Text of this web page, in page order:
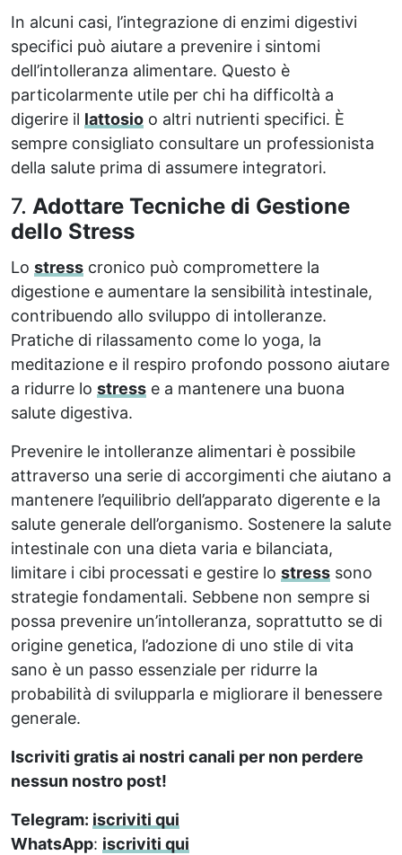
In alcuni casi, l’integrazione di enzimi digestivi
specifici può aiutare a prevenire i sintomi
dell’intolleranza alimentare. Questo è
particolarmente utile per chi ha difficoltà a
digerire il lattosio o altri nutrienti specifici. È
sempre consigliato consultare un professionista
della salute prima di assumere integratori.
7. Adottare Tecniche di Gestione
dello Stress
Lo stress cronico può compromettere la
digestione e aumentare la sensibilità intestinale,
contribuendo allo sviluppo di intolleranze.
Pratiche di rilassamento come lo yoga, la
meditazione e il respiro profondo possono aiutare
a ridurre lo stress e a mantenere una buona
salute digestiva.
Prevenire le intolleranze alimentari è possibile
attraverso una serie di accorgimenti che aiutano a
mantenere l’equilibrio dell’apparato digerente e la
salute generale dell’organismo. Sostenere la salute
intestinale con una dieta varia e bilanciata,
limitare i cibi processati e gestire lo stress sono
strategie fondamentali. Sebbene non sempre si
possa prevenire un’intolleranza, soprattutto se di
origine genetica, l’adozione di uno stile di vita
sano è un passo essenziale per ridurre la
probabilità di svilupparla e migliorare il benessere
generale.
Iscriviti gratis ai nostri canali per non perdere
nessun nostro post!
Telegram: iscriviti qui
WhatsApp: iscriviti qui